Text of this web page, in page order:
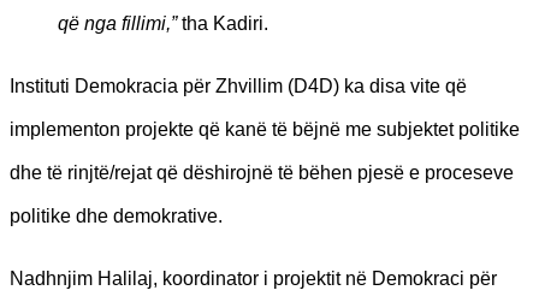
që nga fillimi,”tha Kadiri.
Instituti Demokracia për Zhvillim (D4D) ka disa vite që
implementon projekte që kanë të bëjnë me subjektet politike
dhe të rinjtë/rejat që dëshirojnë të bëhen pjesë e proceseve
politike dhe demokrative.
Nadhnjim Halilaj, koordinator i projektit në Demokraci për